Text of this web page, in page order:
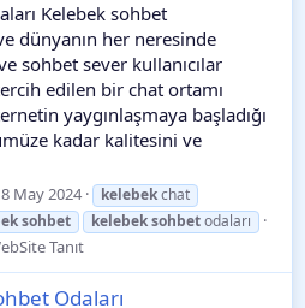
Kelebek sohbet
dünyanın her neresinde
sohbet sever kullanıcılar
edilen bir chat ortamı
yaygınlaşmaya başladığı
kadar kalitesini ve
May 2024 kelebekchat
sohbet kelebeksohbetodaları
Tanıt
Odaları